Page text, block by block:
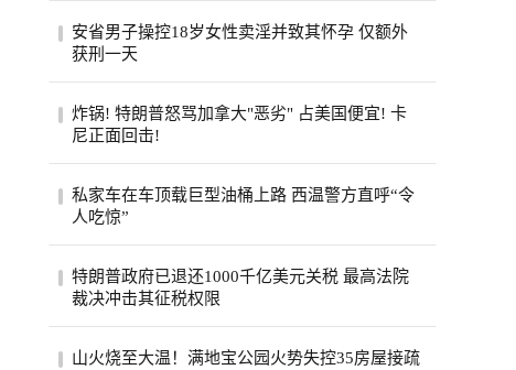
顺手官宣了女友。女友陈苡㛤（童芯），比
安省男子操控18岁女性卖淫并致其怀孕 仅额外
获刑一天
卖淫并致其怀孕，被判处已羁押时间之外仅
炸锅! 特朗普怒骂加拿大"恶劣" 占美国便宜! 卡
尼正面回击!
将继续捍卫本国利益，同一天加美贸易官员
私家车在车顶载巨型油桶上路 西温警方直呼“令
人吃惊”
期间进行的一次罕见的交通拦截。西温警局
在社...
特朗普政府已退还1000千亿美元关税 最高法院
裁决冲击其征税权限
据国际紧急经济权力法所征税款的六成。最
山火烧至大温！满地宝公园火势失控35房屋接疏